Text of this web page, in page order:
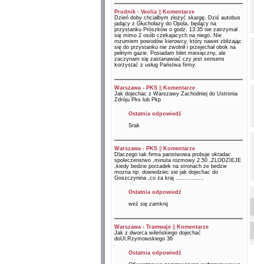
Prudnik - Veolia||
Komentarze
Dzień doby chciałbym złożyć skargę. Dziś autobus
jadący z Głuchołazy do Opola, będący na
przystanku Prószków o godz. 13:35 nie zatrzymał
się mimo 2 osób czekajacych na niego. Nie
rozumiem powodów kierowcy, który nawet zbliżając
się do przystanku nie zwolnił i przejechał obok na
pełnym gazie. Posiadam bilet miesięczny, ale
zaczynam się zastanawiać czy jest sensens
korzystać z usług Państwa firmy.
Warszawa - PKS||
Komentarze
Jak dojechac z Warszawy Zachodniej do Ustronia
Zdróju Pks lub Pkp
Ostatnia odpowiedź
Srak
Warszawa - PKS||
Komentarze
Dlaczego tak firma panstwowa probuje okradac
spoleczenstwo ,minuta rozmowy 2.50 ,ZLODZIEJE
,kiedy bedzie porzadek na stronach ze bedzie
mozna np. dowiedziec sie jak dojechac do
Goszczynina ,co za kraj ................
Ostatnia odpowiedź
weź się zamknij
Warszawa - Tramwaje||
Komentarze
Jak z dworca wileńskiego dojechać
doUl.Rzymowskiego 36
Ostatnia odpowiedź